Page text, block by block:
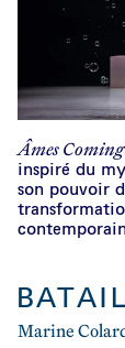
Âmes Coming
inspiré du
son pouvoir
Marine